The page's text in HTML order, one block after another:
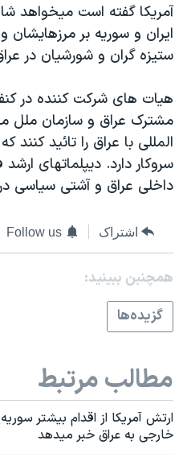
آمريکا گفته است ميخواهد
ايران و سوريه بر
ستيزه گران و شورشيان در
هيات های شرکت کننده در
مشترک عراق و سازمان ملل
المللی با عراق را تائيد
سروکار دارد. ديپلماتهای
داخلی عراق و آشتی سياسی
اشتراک Follow us
همچنبن ببینید:
گزيده‌ها
مطالب مرتبط
ارتش آمريکا از اقدام بيشتر
خارجی به عراق خبر ميدهد